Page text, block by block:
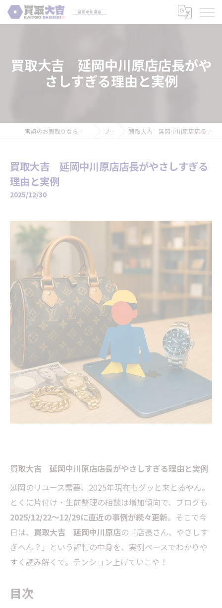
買取大吉 延岡中川原店店長がや
さしすぎる理由と実例
宮崎のお買取りなら買取大吉 延岡中川原店 ブログ 買取大吉 延岡中川原店店長がやさしすぎる理由と実例
買取大吉 延岡中川原店店長がやさしすぎる
理由と実例
2025/12/30
買取大吉 延岡中川原店店長がやさしすぎる理由と実例
延岡のリユース需要、2025年現在もグッと来とるやん。
とくに片付け・生前整理の相談は増加傾向で、ブログも
2025/12/22〜12/29に直近の事例が続々更新。そこで今
日は、 買取大吉 延岡中川原店の「店長さん、やさしす
ぎへん？」という評判の中身を、実例ベースでわかりや
すく読み解くで。テンション上げていこや！
目次